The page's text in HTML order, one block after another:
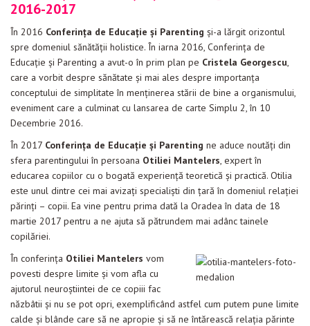
Programe
Pentru dascăli
Evenimente
Blog
Anunțuri
Contact
2016-2017
În 2016 Conferința de Educație și Parenting și-a lărgit orizontul
spre domeniul sănătății holistice. În iarna 2016, Conferința de
Educație și Parenting a avut-o în prim plan pe Cristela Georgescu,
care a vorbit despre sănătate și mai ales despre importanța
conceptului de simplitate în menținerea stării de bine a organismului,
eveniment care a culminat cu lansarea de carte Simplu 2, în 10
Decembrie 2016.
În 2017 Conferința de Educație și Parenting ne aduce noutăți din
sfera parentingului în persoana Otiliei Mantelers, expert în
educarea copiilor cu o bogată experiență teoretică și practică. Otilia
este unul dintre cei mai avizați specialiști din țară în domeniul relaţiei
părinți – copii. Ea vine pentru prima dată la Oradea în data de 18
martie 2017 pentru a ne ajuta să pătrundem mai adânc tainele
copilăriei.
În conferinţa Otiliei Mantelers vom
povesti despre limite şi vom afla cu
ajutorul neuroștiintei de ce copiii fac
năzbâtii și nu se pot opri, exemplificând astfel cum putem pune limite
calde şi blânde care să ne apropie şi să ne întărească relaţia părinte